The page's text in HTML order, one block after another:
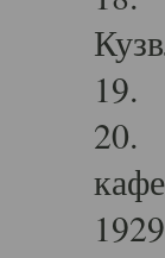
19.
20.